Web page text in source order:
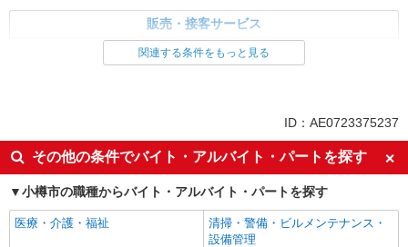
販売・接客サービス
清掃・警備・ビルメンテナンス・設備管理
ミドル（40代～）活躍中
英語が活かせる
短期（3ヶ月以内）
週2～3日勤務OK
短時間勤務（1日4h以内）OK
オープニングスタッフ
上場企業・上場企業のグループ会
車通勤OK
関連する条件をもっと見る
ID：AE0723375237
その他の条件でバイト・アルバイト・パートを探す
小樽市の職種からバイト・アルバイト・パートを探す
医療・介護・福祉
清掃・警備・ビルメンテナンス・
設備管理